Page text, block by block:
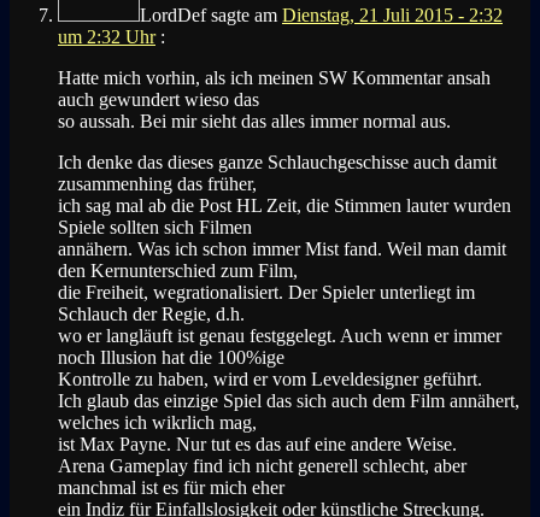
LordDefsagte am Dienstag, 21 Juli 2015 - 2:32
um 2:32 Uhr :
Hatte mich vorhin, als ich meinen SW Kommentar ansah
auch gewundert wieso das
so aussah. Bei mir sieht das alles immer normal aus.
Ich denke das dieses ganze Schlauchgeschisse auch damit
zusammenhing das früher,
ich sag mal ab die Post HL Zeit, die Stimmen lauter wurden
Spiele sollten sich Filmen
annähern. Was ich schon immer Mist fand. Weil man damit
den Kernunterschied zum Film,
die Freiheit, wegrationalisiert. Der Spieler unterliegt im
Schlauch der Regie, d.h.
wo er langläuft ist genau festggelegt. Auch wenn er immer
noch Illusion hat die 100%ige
Kontrolle zu haben, wird er vom Leveldesigner geführt.
Ich glaub das einzige Spiel das sich auch dem Film annähert,
welches ich wikrlich mag,
ist Max Payne. Nur tut es das auf eine andere Weise.
Arena Gameplay find ich nicht generell schlecht, aber
manchmal ist es für mich eher
ein Indiz für Einfallslosigkeit oder künstliche Streckung.